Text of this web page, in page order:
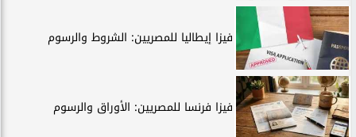
فيزا إيطاليا للمصريين: الشروط والرسوم
فيزا فرنسا للمصريين: الأوراق والرسوم